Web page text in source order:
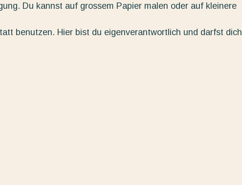
Du kannst auf grossem Papier malen oder auf kleinere
benutzen. Hier bist du eigenverantwortlich und darfst dich